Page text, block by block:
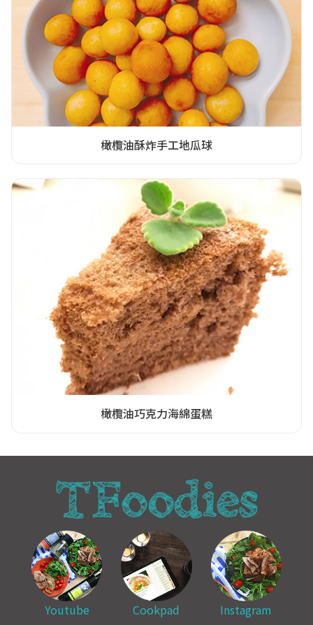
橄欖油酥炸手工地瓜球
橄欖油巧克力海綿蛋糕
Youtube Cookpad Instagram